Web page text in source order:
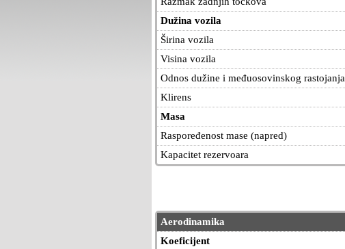
Dužina vozila
Širina vozila
Visina vozila
Odnos dužine i međuosovinskog rastojanja
Klirens
Masa
Raspoređenost mase (napred)
Kapacitet rezervoara
Aerodinamika
Koeficijent